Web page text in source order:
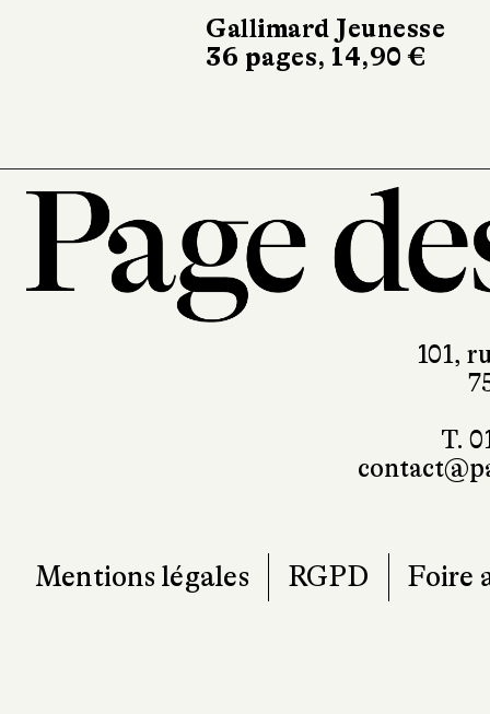
Gallimard Jeunesse
36 pages, 14,90 €
Fleurus
344 pages,
101,
T.
Mentions légales RGPD Foire